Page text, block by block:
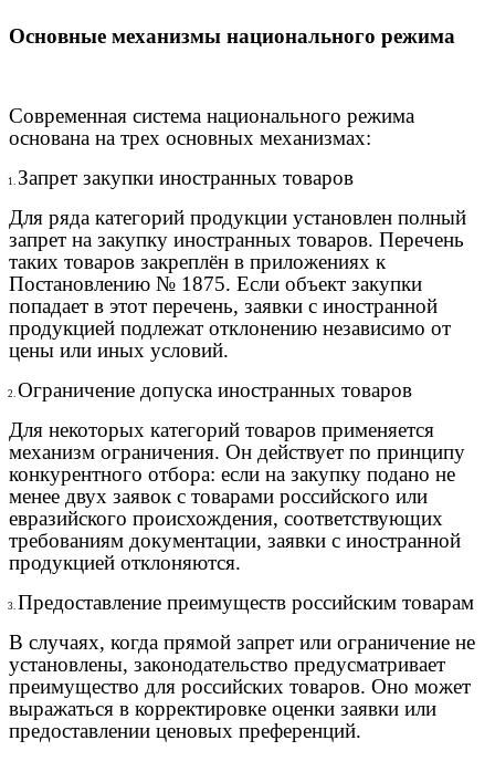
Основные механизмы национального режима
Современная система национального режима
основана на трех основных механизмах:
1. Запрет закупки иностранных товаров
Для ряда категорий продукции установлен полный
запрет на закупку иностранных товаров. Перечень
таких товаров закреплён в приложениях к
Постановлению № 1875. Если объект закупки
попадает в этот перечень, заявки с иностранной
продукцией подлежат отклонению независимо от
цены или иных условий.
2. Ограничение допуска иностранных товаров
Для некоторых категорий товаров применяется
механизм ограничения. Он действует по принципу
конкурентного отбора: если на закупку подано не
менее двух заявок с товарами российского или
евразийского происхождения, соответствующих
требованиям документации, заявки с иностранной
продукцией отклоняются.
3. Предоставление преимуществ российским товарам
В случаях, когда прямой запрет или ограничение не
установлены, законодательство предусматривает
преимущество для российских товаров. Оно может
выражаться в корректировке оценки заявки или
предоставлении ценовых преференций.